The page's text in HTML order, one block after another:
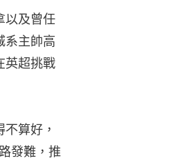
以及曾任
系主帥高
英超挑戰
算好，
發難，推